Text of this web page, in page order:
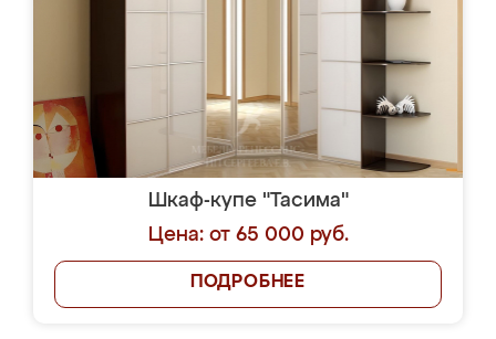
Шкаф-купе "Тасима"
Цена: от 65 000 руб.
ПОДРОБНЕЕ